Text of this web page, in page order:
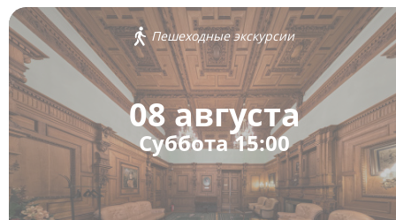
Пешеходные экскурсии
08 августа
Суббота 15:00